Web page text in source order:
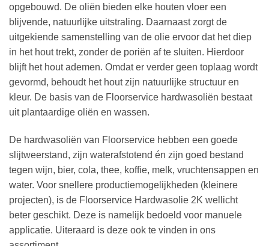
opgebouwd. De oliën bieden elke houten vloer een
blijvende, natuurlijke uitstraling. Daarnaast zorgt de
uitgekiende samenstelling van de olie ervoor dat het diep
in het hout trekt, zonder de poriën af te sluiten. Hierdoor
blijft het hout ademen. Omdat er verder geen toplaag wordt
gevormd, behoudt het hout zijn natuurlijke structuur en
kleur. De basis van de Floorservice hardwasoliën bestaat
uit plantaardige oliën en wassen.
De hardwasoliën van Floorservice hebben een goede
slijtweerstand, zijn waterafstotend én zijn goed bestand
tegen wijn, bier, cola, thee, koffie, melk, vruchtensappen en
water. Voor snellere productiemogelijkheden (kleinere
projecten), is de Floorservice Hardwasolie 2K wellicht
beter geschikt. Deze is namelijk bedoeld voor manuele
applicatie. Uiteraard is deze ook te vinden in ons